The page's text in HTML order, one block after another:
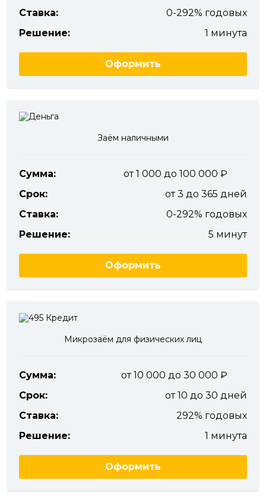
Ставка:
0-292% годовых
Решение:
1 минута
Оформить
Заём наличными
Сумма:
от 1 000 до 100 000
Срок:
от 3 до 365 дней
Ставка:
0-292% годовых
Решение:
5 минут
Оформить
Микрозаём для физических лиц
Сумма:
от 10 000 до 30 000
Срок:
от 10 до 30 дней
Ставка:
292% годовых
Решение:
1 минута
Оформить